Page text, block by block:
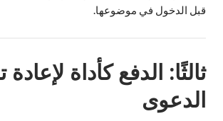
قبل الدخول في موضوعها.
ثالثًا: الدفع كأداة
الدعوى